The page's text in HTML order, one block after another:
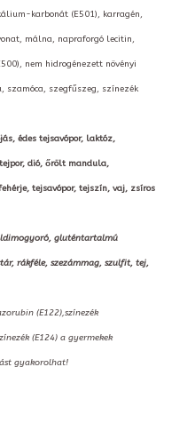
karbonát (E501), karragén,
málna, napraforgó lecitin,
nem hidrogénezett növényi
szamóca, szegfűszeg, színezék
édes tejsavópor, laktóz,
dió, őrölt mandula,
tejsavópor, tejszín, vaj, zsíros
gluténtartalmú
rákféle, szezámmag, szulfit, tej,
(E122),színezék
(E124) a gyermekek
gyakorolhat!